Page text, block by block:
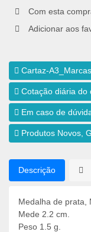
Com esta
Adicionar aos
Cartaz-
Cotação diária do
Em caso de
Produtos Novos,
Descrição
Medalha de prata,
Mede 2.2 cm.
Peso 1.5 g.